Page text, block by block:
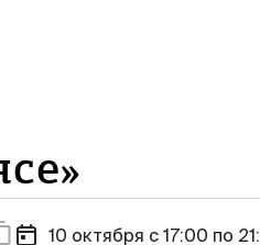
10 октября c 17:00 по